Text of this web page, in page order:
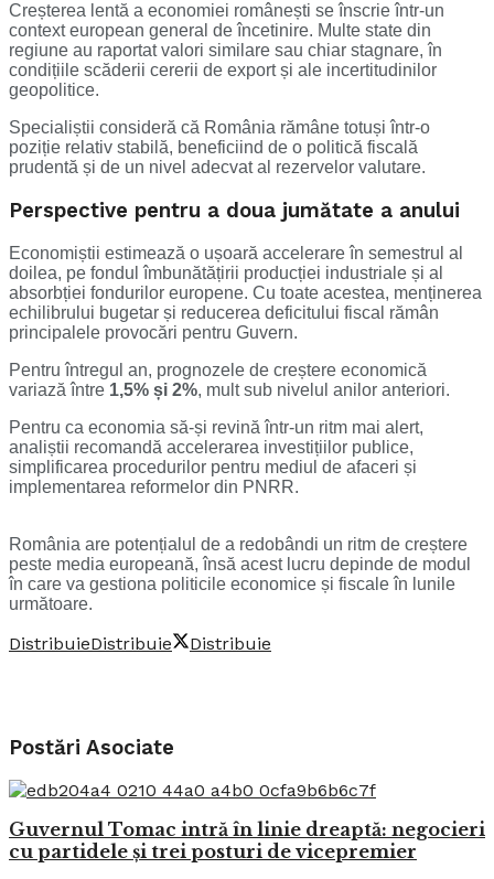
Creșterea lentă a economiei românești se înscrie într-un
context european general de încetinire. Multe state din
regiune au raportat valori similare sau chiar stagnare, în
condițiile scăderii cererii de export și ale incertitudinilor
geopolitice.
Specialiștii consideră că România rămâne totuși într-o
poziție relativ stabilă, beneficiind de o politică fiscală
prudentă și de un nivel adecvat al rezervelor valutare.
Perspective pentru a doua jumătate a anului
Economiștii estimează o ușoară accelerare în semestrul al
doilea, pe fondul îmbunătățirii producției industriale și al
absorbției fondurilor europene. Cu toate acestea, menținerea
echilibrului bugetar și reducerea deficitului fiscal rămân
principalele provocări pentru Guvern.
Pentru întregul an, prognozele de creștere economică
variază între 1,5% și 2%, mult sub nivelul anilor anteriori.
Pentru ca economia să-și revină într-un ritm mai alert,
analiștii recomandă accelerarea investițiilor publice,
simplificarea procedurilor pentru mediul de afaceri și
implementarea reformelor din PNRR.
România are potențialul de a redobândi un ritm de creștere
peste media europeană, însă acest lucru depinde de modul
în care va gestiona politicile economice și fiscale în lunile
următoare.
DistribuieDistribuie Distribuie
Postări Asociate
Guvernul Tomac intră în linie dreaptă: negocieri
cu partidele și trei posturi de vicepremier